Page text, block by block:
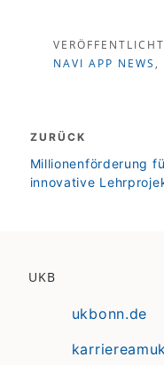
NAVI APP NEWS ,
ZURÜCK
zurück
Millionenförderung
innovative
UKB
ukbonn.de